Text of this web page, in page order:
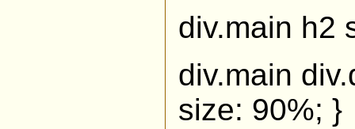
div.main h2
div.main
size: 90%; }